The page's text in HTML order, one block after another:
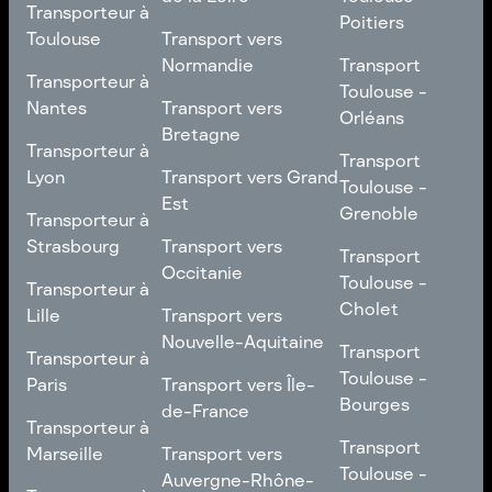
Bordeaux
Transporteur à
Toulouse
Transporteur à
Toulouse
Transporteur à
Nantes
Transporteur à
Nantes
Transporteur à
Lyon
Transporteur à
Lyon
Transporteur à
Strasbourg
Transporteur à
Strasbourg
Transporteur à
Lille
Transporteur à
Lille
Transporteur à
Paris
Transporteur à
Paris
Transporteur à
Marseille
Transporteur à
Transport vers Pays
de la Loire
Transport vers
Normandie
Transport vers
Normandie
Transport vers
Bretagne
Transport vers
Bretagne
Transport vers Grand
Est
Transport vers Grand
Est
Transport vers
Occitanie
Transport vers
Occitanie
Transport vers
Nouvelle-Aquitaine
Transport vers
Nouvelle-Aquitaine
Transport vers Île-
de-France
Transport vers Île-
de-France
Transport vers
Auvergne-Rhône-
Roubaix
Poitiers
Transport
Toulouse -
Poitiers
Transport
Toulouse -
Orléans
Transport
Toulouse -
Orléans
Transport
Toulouse -
Grenoble
Transport
Toulouse -
Grenoble
Transport
Toulouse -
Cholet
Transport
Toulouse -
Cholet
Transport
Toulouse -
Bourges
Transport
Toulouse -
Transport
Toulouse -